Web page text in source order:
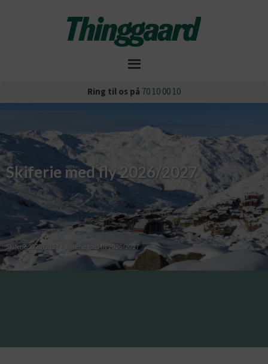
Ring til os på 70 10 00 10
Skiferie med fly 2026/2027
Skiferie 2026/2027 Skiferie med fly 2026/2027